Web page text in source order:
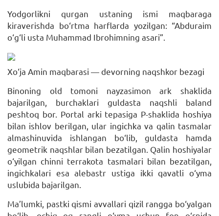
Yodgorlikni qurgan ustaning ismi maqbaraga
kiraverishda bo‘rtma harflarda yozilgan: “Abduraim
o‘g‘li usta Muhammad Ibrohimning asari”.
Xo‘ja Amin maqbarasi — devorning naqshkor bezagi
Binoning old tomoni nayzasimon ark shaklida
bajarilgan, burchaklari guldasta naqshli baland
peshtoq bor. Portal arki tepasiga P-shaklida hoshiya
bilan ishlov berilgan, ular ingichka va qalin tasmalar
almashinuvida ishlangan bo‘lib, guldasta hamda
geometrik naqshlar bilan bezatilgan. Qalin hoshiyalar
o‘yilgan chinni terrakota tasmalari bilan bezatilgan,
ingichkalari esa alebastr ustiga ikki qavatli o‘yma
uslubida bajarilgan.
Ma’lumki, pastki qismi avvallari qizil rangga bo‘yalgan